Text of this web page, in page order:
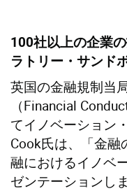
100社以上の企業
ラトリー・サンド
英国の金融規制当
（Financial
てイノベーション
Cook氏は、「金融
融におけるイノベ
ゼンテーションし